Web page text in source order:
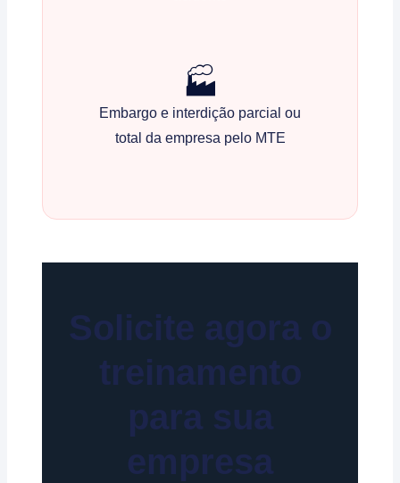
🏭
Embargo e interdição parcial ou
total da empresa pelo MTE
Solicite agora o
treinamento
para sua
empresa